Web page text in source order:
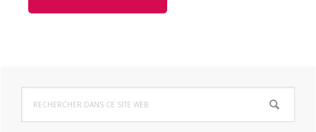
Barre
latérale
dans
ce